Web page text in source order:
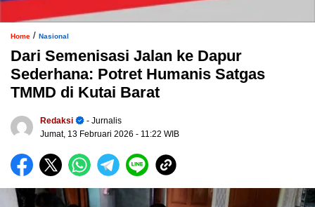
Home / Nasional
Dari Semenisasi Jalan ke Dapur
Sederhana: Potret Humanis Satgas
TMMD di Kutai Barat
Redaksi
- Jurnalis
Jumat, 13 Februari 2026 - 11:22 WIB